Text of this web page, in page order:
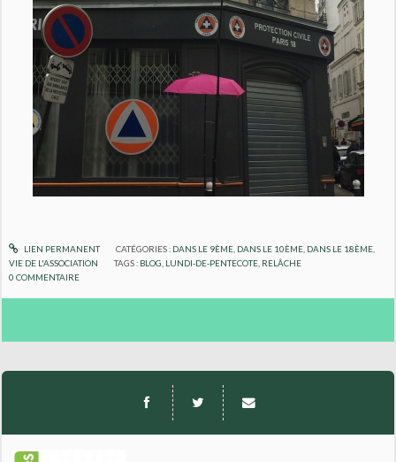
LIEN PERMANENT CATÉGORIES : DANS LE 9ÈME, DANS LE 10ÈME, DANS LE 18ÈME,
VIE DE L'ASSOCIATION
TAGS : BLOG LUNDI-DE-PENTECOTE RELÂCHE
0 COMMENTAIRE